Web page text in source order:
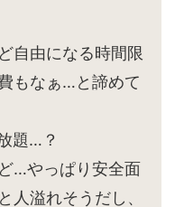
自由になる時間限
もなぁ…と諦めて
題…？
…やっぱり安全面
人溢れそうだし、